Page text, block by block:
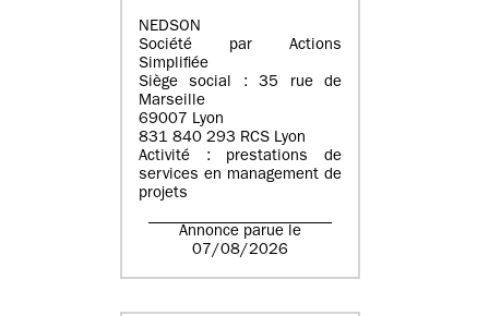
NEDSON
Société par Actions
Simplifiée
Siège social : 35 rue de
Marseille
69007 Lyon
831 840 293 RCS Lyon
Activité : prestations de
services en management de
projets
Annonce parue le
07/08/2026